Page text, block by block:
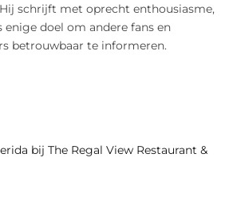
schrijft met oprecht enthousiasme,
enige doel om andere fans en
betrouwbaar te informeren.